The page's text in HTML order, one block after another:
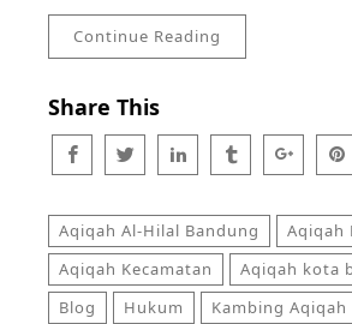
Continue Reading
Share This
Aqiqah Al-Hilal Bandung
Aqiqah
Aqiqah Kecamatan
Aqiqah kota
Blog
Hukum Kambing Aqiqah